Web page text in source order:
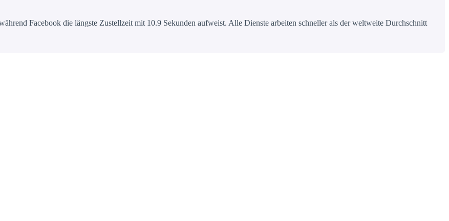
Facebook die längste Zustellzeit mit 10.9 Sekunden aufweist. Alle Dienste arbeiten schneller als der weltweite Durchschnitt